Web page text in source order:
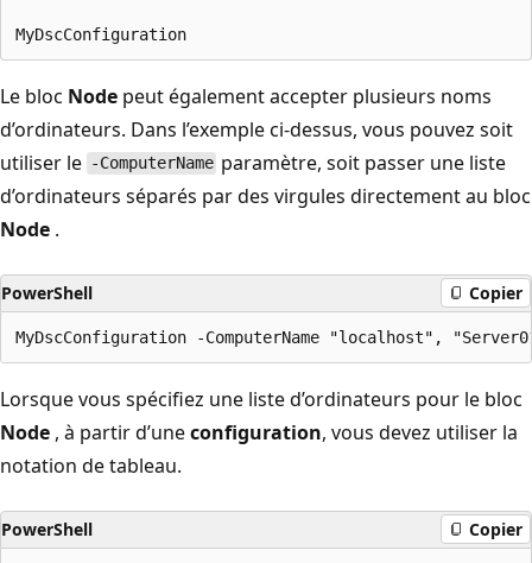
Le bloc Node peut également accepter plusieurs noms
d’ordinateurs. Dans l’exemple ci-dessus, vous pouvez soit
utiliser le -ComputerName paramètre, soit passer une liste
d’ordinateurs séparés par des virgules directement au bloc
Node .
PowerShell Copier
Lorsque vous spécifiez une liste d’ordinateurs pour le bloc
Node , à partir d’uneconfiguration, vous devez utiliser la
notation de tableau.
PowerShell Copier